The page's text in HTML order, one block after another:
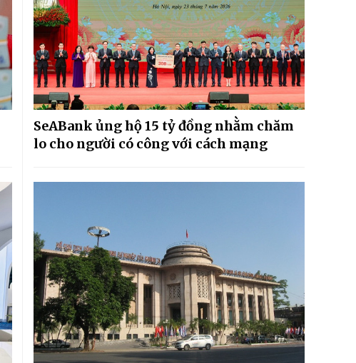
SeABank ủng hộ 15 tỷ đồng nhằm chăm
lo cho người có công với cách mạng